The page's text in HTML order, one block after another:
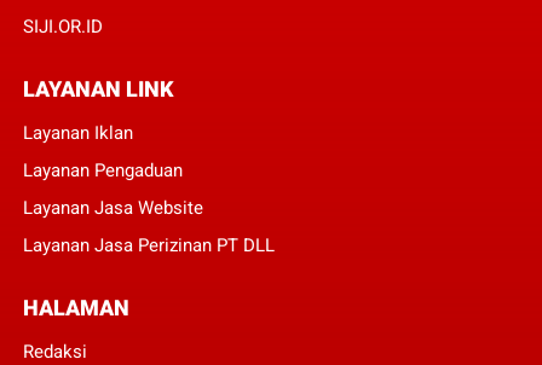
SIJI.OR.ID
LAYANAN LINK
Layanan Iklan
Layanan Pengaduan
Layanan Jasa Website
Layanan Jasa Perizinan PT DLL
HALAMAN
Redaksi